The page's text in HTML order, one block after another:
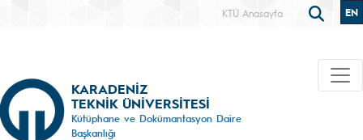
KTÜ Anasayfa EN
KARADENİZ
TEKNİK ÜNİVERSİTESİ
Kütüphane ve Dokümantasyon Daire
Başkanlığı